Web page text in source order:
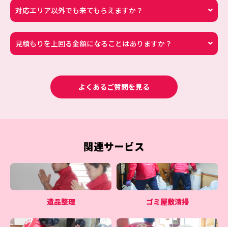
対応エリア以外でも来てもらえますか？
見積もりを上回る金額になることはありますか？
よくあるご質問を見る
関連サービス
遺品整理 ゴミ屋敷清掃